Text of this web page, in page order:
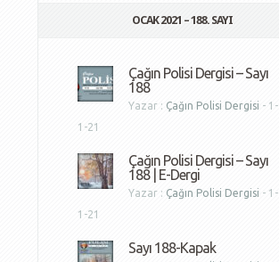
OCAK 2021 – 188. SAYI
Çağın Polisi Dergisi – Sayı
188
Yazar : Çağın Polisi Dergisi - 1-
1-21
Çağın Polisi Dergisi – Sayı
188 | E-Dergi
Yazar : Çağın Polisi Dergisi - 1-
1-21
Sayı 188-Kapak